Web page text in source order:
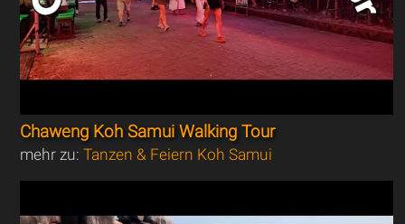
Chaweng Koh Samui Walking Tour
mehr zu:Tanzen & Feiern Koh Samui